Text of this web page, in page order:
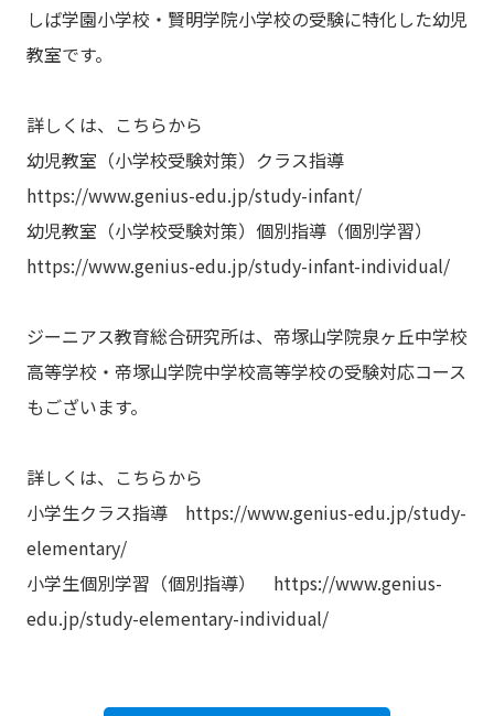
しば学園小学校・賢明学院小学校の受験に特化した幼児
教室です。
詳しくは、こちらから
幼児教室（小学校受験対策）クラス指導
https://www.genius-edu.jp/study-infant/
幼児教室（小学校受験対策）個別指導（個別学習）
https://www.genius-edu.jp/study-infant-individual/
ジーニアス教育総合研究所は、帝塚山学院泉ヶ丘中学校
高等学校・帝塚山学院中学校高等学校の受験対応コース
もございます。
詳しくは、こちらから
小学生クラス指導 https://www.genius-edu.jp/study-
elementary/
小学生個別学習（個別指導） https://www.genius-
edu.jp/study-elementary-individual/